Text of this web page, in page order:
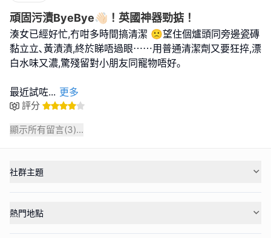
頑固污漬ByeBye👋🏻！英國神器勁掂！
湊女已經好忙,冇咁多時間搞清潔 🙁望住個爐頭同旁邊瓷磚
黏立立､黃漬漬,終於睇唔過眼⋯⋯用普通清潔劑又要狂捽,漂
白水味又濃,驚殘留對小朋友同寵物唔好｡
最近試咗... 更多
評分
顯示所有留言(3)...
社群主題
熱門地點